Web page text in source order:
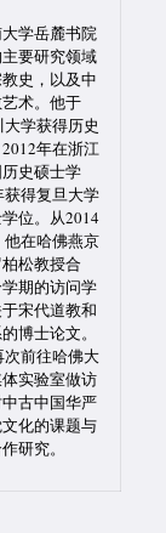
学岳麓书院
要研究领域
史，以及中
术。他于
学获得历史
年在浙江
史硕士学
得复旦大学
位。从2014
在哈佛燕京
松教授合
期的访问学
宋代道教和
博士论文。
前往哈佛大
实验室做访
古中国华严
化的课题与
研究。